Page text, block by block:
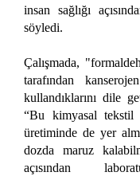
insan sağlığı
söyledi.
Çalışmada,
tarafından
kullandıklarını dile
“Bu kimyasal tekstil
üretiminde de yer
dozda maruz
açısından